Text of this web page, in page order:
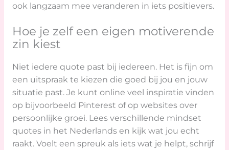
ook langzaam mee veranderen in iets positievers.
Hoe je zelf een eigen motiverende
zin kiest
Niet iedere quote past bij iedereen. Het is fijn om
een uitspraak te kiezen die goed bij jou en jouw
situatie past. Je kunt online veel inspiratie vinden
op bijvoorbeeld Pinterest of op websites over
persoonlijke groei. Lees verschillende mindset
quotes in het Nederlands en kijk wat jou echt
raakt. Voelt een spreuk als iets wat je helpt, schrijf